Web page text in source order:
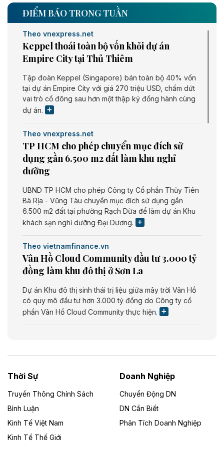
ĐIỂM BÁO TRONG TUẦN
Theo vnexpress.net
Keppel thoái toàn bộ vốn khỏi dự án
Empire City tại Thủ Thiêm
Tập đoàn Keppel (Singapore) bán toàn bộ 40% vốn
tại dự án Empire City với giá 270 triệu USD, chấm dứt
vai trò cổ đông sau hơn một thập kỷ đồng hành cùng
dự án.
Theo vnexpress.net
TP HCM cho phép chuyển mục đích sử
dụng gần 6.500 m2 đất làm khu nghỉ
dưỡng
UBND TP HCM cho phép Công ty Cổ phần Thủy Tiên
Bà Rịa - Vũng Tàu chuyển mục đích sử dụng gần
6.500 m2 đất tại phường Rạch Dừa để làm dự án Khu
khách sạn nghỉ dưỡng Đại Dương.
Theo vietnamfinance.vn
Vân Hồ Cloud Community đầu tư 3.000 tỷ
đồng làm khu đô thị ở Sơn La
Dự án Khu đô thị sinh thái trị liệu giữa mây trời Vân Hồ
có quy mô đầu tư hơn 3.000 tỷ đồng do Công ty cổ
phần Vân Hồ Cloud Community thực hiện.
Dự án Nhà máy xử lý rác và phát điện Bắc Giang do
Công ty TNHH Năng lượng môi trường Bắc Giang làm
Theo vietnamfinance.vn
Đức Long Gia Lai mở rộng ‘hệ sinh thái’
Thời Sự
Truyền Thông Chính Sách
Bình Luận
Kinh Tế Việt Nam
Kinh Tế Thế Giới
Doanh Nghiệp
Chuyển Động DN
DN Cần Biết
Phân Tích Doanh Nghiệp